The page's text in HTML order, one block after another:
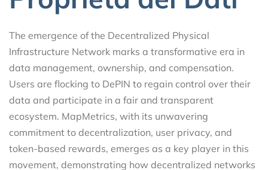
The emergence of the Decentralized Physical
Infrastructure Network marks a transformative era in
data management, ownership, and compensation.
Users are flocking to DePIN to regain control over their
data and participate in a fair and transparent
ecosystem. MapMetrics, with its unwavering
commitment to decentralization, user privacy, and
token-based rewards, emerges as a key player in this
movement, demonstrating how decentralized networks